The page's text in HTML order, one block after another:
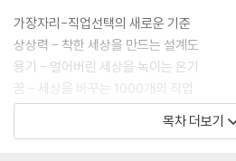
가장자리-직업선택의 새로운 기준
상상력 - 착한 세상을 만드는 설계도
용기 - 얼어버린 세상을 녹이는 온기
꿈 - 세상을 바꾸는 1000개의 직업
배움 - 세상을 보는 고마운 바탕
* 곱하기 어린이 ‘상상력’을 배우다
목차 더보기